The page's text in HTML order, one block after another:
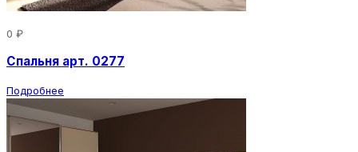
0 ₽
Спальня арт. 0277
Подробнее